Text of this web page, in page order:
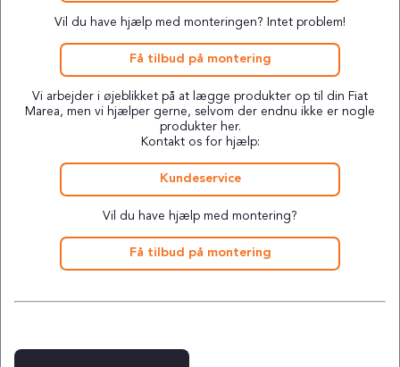
Vil du have hjælp med monteringen? Intet problem!
Få tilbud på montering
Vi arbejder i øjeblikket på at lægge produkter op til din Fiat
Marea, men vi hjælper gerne, selvom der endnu ikke er nogle
produkter her.
Kontakt os for hjælp:
Kundeservice
Vil du have hjælp med montering?
Få tilbud på montering